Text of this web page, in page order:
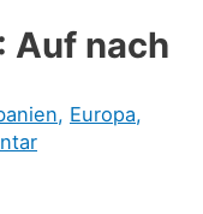
Auf nach
, Europa,